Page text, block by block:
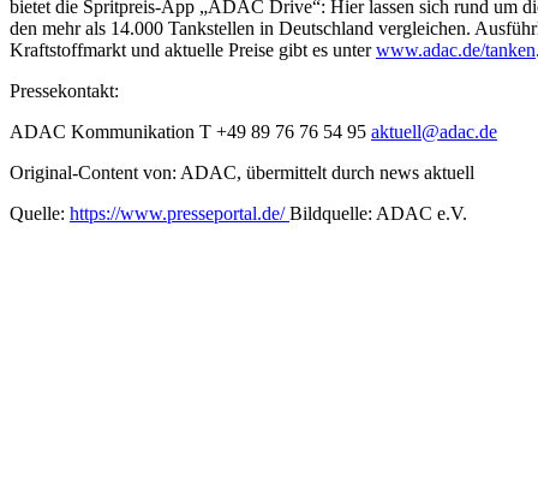
bietet die Spritpreis-App „ADAC Drive“: Hier lassen sich rund um
den mehr als 14.000 Tankstellen in Deutschland vergleichen.
Kraftstoffmarkt und aktuelle Preise gibt es unterwww.adac.de/tanken
Pressekontakt:
ADAC Kommunikation T +49 89 76 76 54 95 aktuell@adac.de
Original-Content von: ADAC, übermittelt durch news aktuell
Quelle: https://www.presseportal.de/Bildquelle: ADAC e.V.